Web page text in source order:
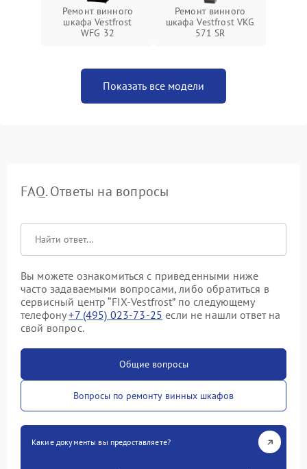
Ремонт винного
шкафа Vestfrost
WFG 32
Ремонт винного
шкафа Vestfrost VKG
571 SR
Показать все модели
FAQ. Ответы на вопросы
Вы можете ознакомиться с приведенными ниже
часто задаваемыми вопросами, либо обратиться в
сервисный центр “FIX-Vestfrost” по следующему
телефону+7 (495) 023-73-25 если не нашли ответ на
свой вопрос.
Общие вопросы
Вопросы по ремонту винных шкафов
Какие документы вы предоставляете?